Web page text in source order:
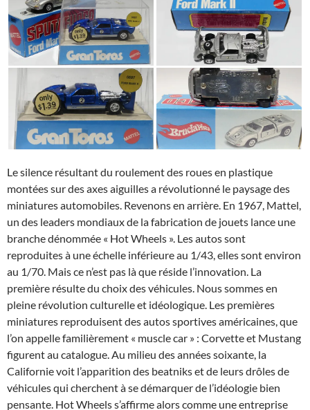
Le silence résultant du roulement des roues en plastique
montées sur des axes aiguilles a révolutionné le paysage des
miniatures automobiles. Revenons en arrière. En 1967, Mattel,
un des leaders mondiaux de la fabrication de jouets lance une
branche dénommée « Hot Wheels ». Les autos sont
reproduites à une échelle inférieure au 1/43, elles sont environ
au 1/70. Mais ce n’est pas là que réside l’innovation. La
première résulte du choix des véhicules. Nous sommes en
pleine révolution culturelle et idéologique. Les premières
miniatures reproduisent des autos sportives américaines, que
l’on appelle familièrement « muscle car » : Corvette et Mustang
figurent au catalogue. Au milieu des années soixante, la
Californie voit l’apparition des beatniks et de leurs drôles de
véhicules qui cherchent à se démarquer de l’idéologie bien
pensante. Hot Wheels s’affirme alors comme une entreprise